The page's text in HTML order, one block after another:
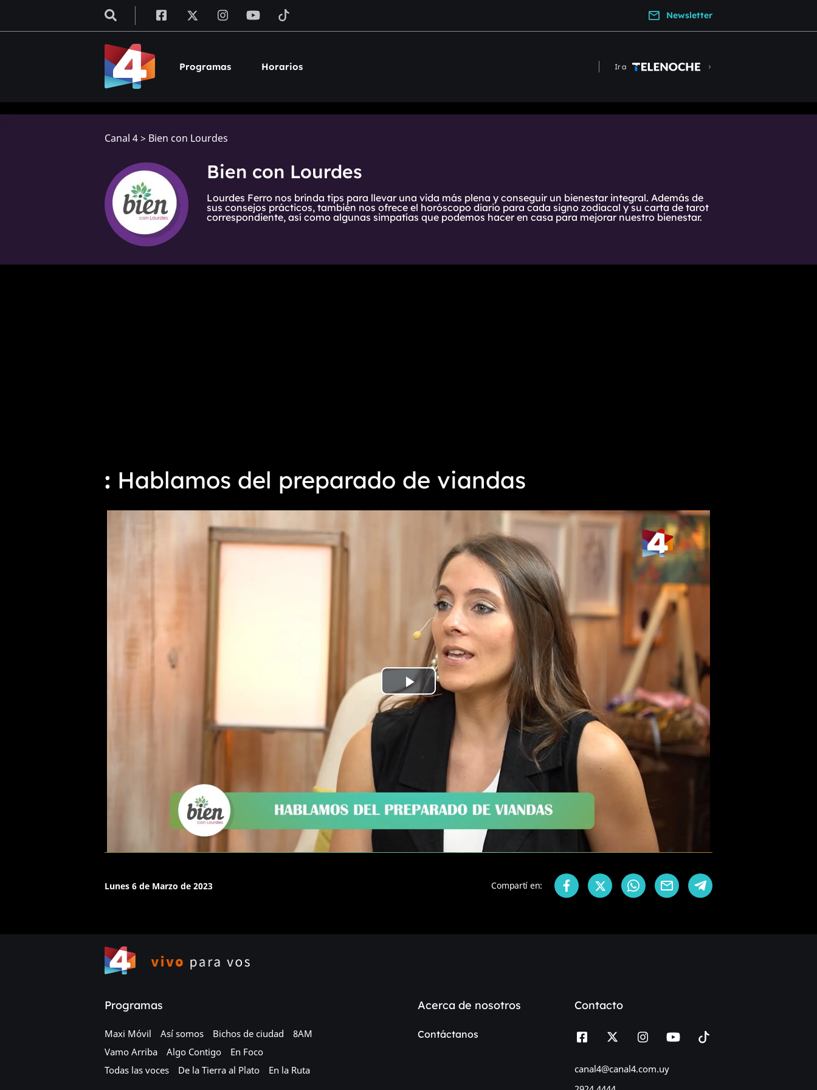
Newsletter
Programas Horarios Ir a
Canal 4> Bien con Lourdes
Bien con Lourdes
Lourdes Ferro nos brinda tips para llevar una vida más plena y conseguir un bienestar integral. Además de
sus consejos prácticos, también nos ofrece el horóscopo diario para cada signo zodiacal y su carta de tarot
correspondiente, así como algunas simpatías que podemos hacer en casa para mejorar nuestro bienestar.
Hablamos del preparado de viandas
Play
Lunes 6 de Marzo de 2023 Compartí en:
Programas
Maxi Móvil Así somos Bichos de ciudad
8AM
Vamo Arriba
Algo Contigo
En Foco
Todas las voces
De la Tierra al Plato En la Ruta
Acerca de nosotros
Contáctanos
Contacto
canal4@canal4.com.uy